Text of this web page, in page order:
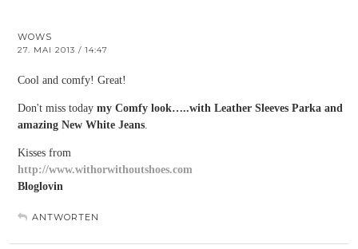
WOWS
27. MAI 2013 / 14:47
Cool and comfy! Great!
Don't miss today my Comfy look…..with Leather Sleeves Parka and
amazing New White Jeans
Kisses from
http://www.withorwithoutshoes.com
Bloglovin
ANTWORTEN